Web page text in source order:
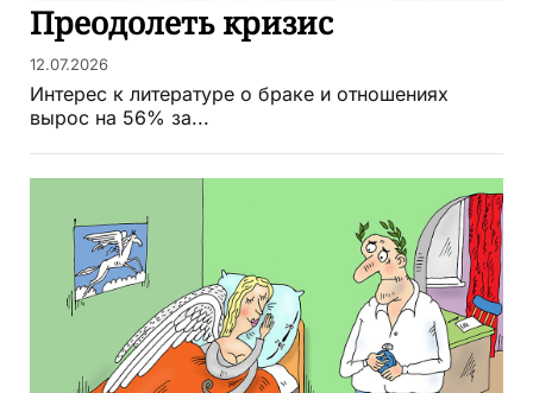
Преодолеть кризис
12.07.2026
Интерес к литературе о браке и отношениях
вырос на 56% за...